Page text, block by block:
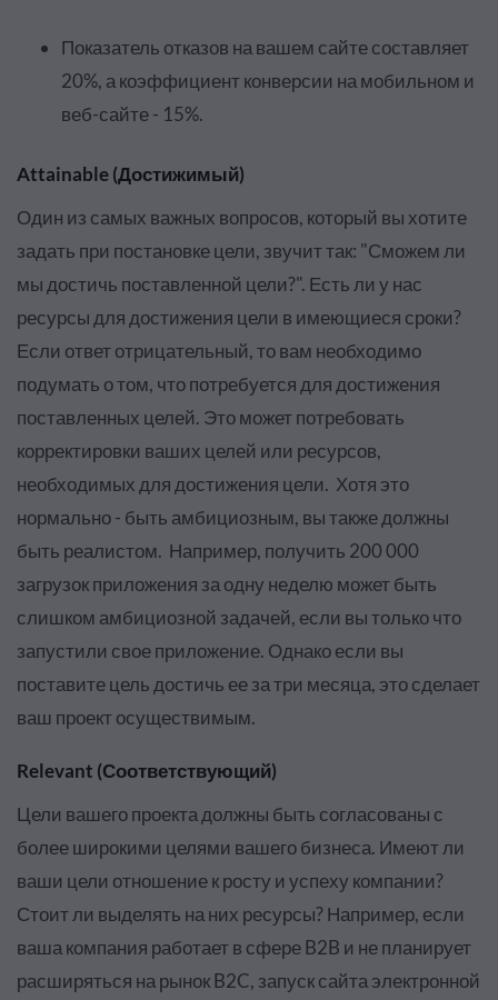
Показатель отказов на вашем сайте составляет
20%, а коэффициент конверсии на мобильном и
веб-сайте - 15%.
Attainable (Достижимый)
Один из самых важных вопросов, который вы хотите
задать при постановке цели, звучит так: "Сможем ли
мы достичь поставленной цели?". Есть ли у нас
ресурсы для достижения цели в имеющиеся сроки?
Если ответ отрицательный, то вам необходимо
подумать о том, что потребуется для достижения
поставленных целей. Это может потребовать
корректировки ваших целей или ресурсов,
необходимых для достижения цели. Хотя это
нормально - быть амбициозным, вы также должны
быть реалистом. Например, получить 200 000
загрузок приложения за одну неделю может быть
слишком амбициозной задачей, если вы только что
запустили свое приложение. Однако если вы
поставите цель достичь ее за три месяца, это сделает
ваш проект осуществимым.
Relevant (Соответствующий)
Цели вашего проекта должны быть согласованы с
более широкими целями вашего бизнеса. Имеют ли
ваши цели отношение к росту и успеху компании?
Стоит ли выделять на них ресурсы? Например, если
ваша компания работает в сфере B2B и не планирует
расширяться на рынок B2C, запуск сайта электронной